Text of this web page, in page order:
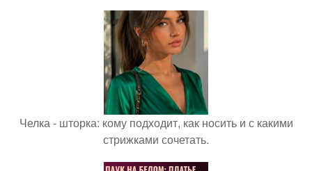
Челка - шторка: кому подходит, как носить и с какими
стрижками сочетать.